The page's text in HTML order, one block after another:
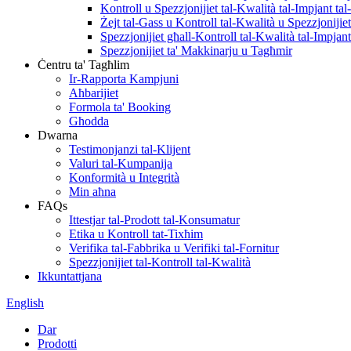
Kontroll u Spezzjonijiet tal-Kwalità tal-Impjant
Żejt tal-Gass u Kontroll tal-Kwalità u
Spezzjonijiet għall-Kontroll tal-Kwalità tal-
Spezzjonijiet ta' Makkinarju u Tagħmir
Ċentru ta' Tagħlim
Ir-Rapporta Kampjuni
Aħbarijiet
Formola ta' Booking
Għodda
Dwarna
Testimonjanzi tal-Klijent
Valuri tal-Kumpanija
Konformità u Integrità
Min aħna
FAQs
Ittestjar tal-Prodott tal-Konsumatur
Etika u Kontroll tat-Tixħim
Verifika tal-Fabbrika u Verifiki tal-Fornitur
Spezzjonijiet tal-Kontroll tal-Kwalità
Ikkuntattjana
English
Dar
Prodotti